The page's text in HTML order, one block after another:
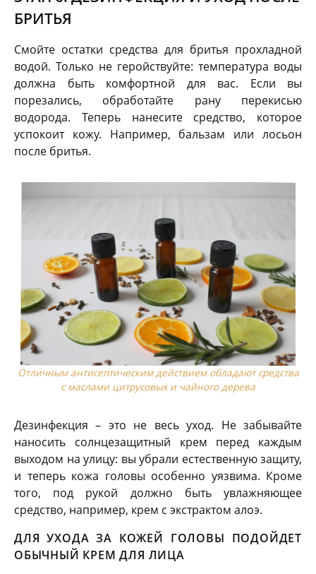
БРИТЬЯ
Смойте остатки средства для бритья прохладной
водой. Только не геройствуйте: температура воды
должна быть комфортной для вас. Если вы
порезались, обработайте рану перекисью
водорода. Теперь нанесите средство, которое
успокоит кожу. Например, бальзам или лосьон
после бритья.
Отличным антисептическим действием обладают средства
с маслами цитрусовых и чайного дерева
Дезинфекция – это не весь уход. Не забывайте
наносить солнцезащитный крем перед каждым
выходом на улицу: вы убрали естественную защиту,
и теперь кожа головы особенно уязвима. Кроме
того, под рукой должно быть увлажняющее
средство, например, крем с экстрактом алоэ.
ДЛЯ УХОДА ЗА КОЖЕЙ ГОЛОВЫ ПОДОЙДЕТ
ОБЫЧНЫЙ КРЕМ ДЛЯ ЛИЦА